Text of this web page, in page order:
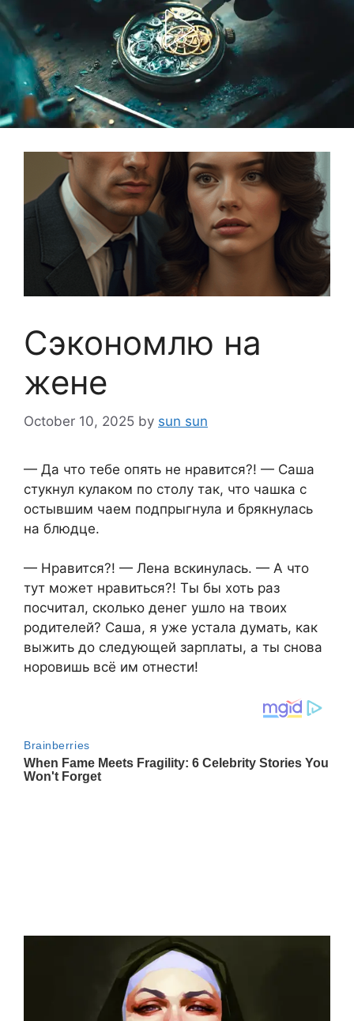
Сэкономлю на
жене
October 10, 2025 by sun sun
— Да что тебе опять не нравится?! — Саша
стукнул кулаком по столу так, что чашка с
остывшим чаем подпрыгнула и брякнулась
на блюдце.
— Нравится?! — Лена вскинулась. — А что
тут может нравиться?! Ты бы хоть раз
посчитал, сколько денег ушло на твоих
родителей? Саша, я уже устала думать, как
выжить до следующей зарплаты, а ты снова
норовишь всё им отнести!